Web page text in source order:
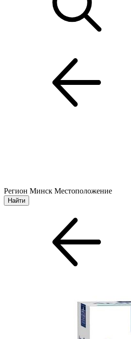
Регион Минск Местоположение